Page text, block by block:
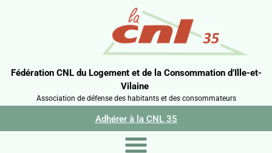
Fédération CNL du Logement et de la Consommation d’Ille-et-
Vilaine
Association de défense des habitants et des consommateurs
Adhérer à la CNL 35